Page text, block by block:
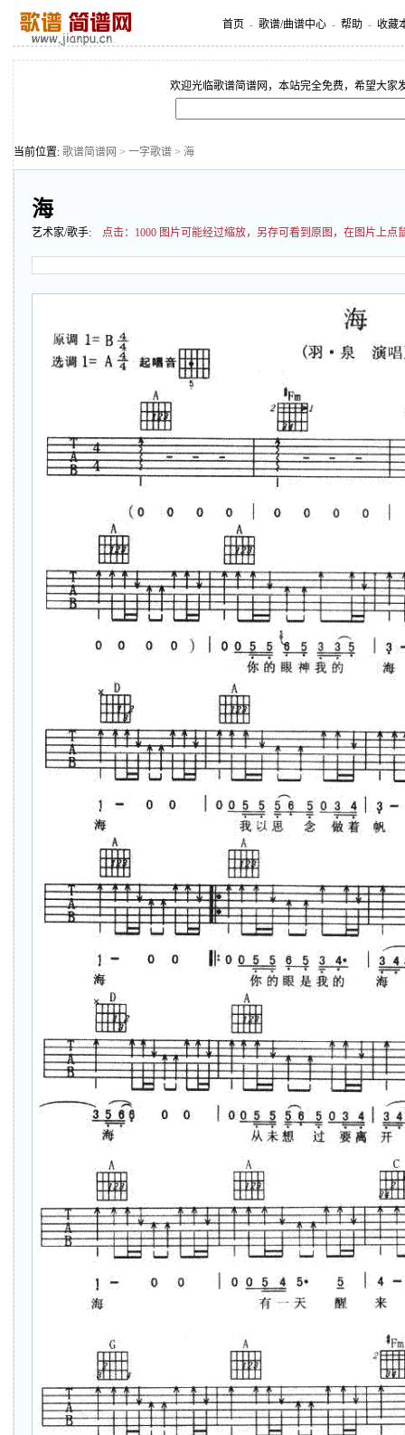
首页 - 歌谱/曲谱中心 - 帮助 - 收藏
欢迎光临歌谱简谱网，本站完全免费，希望大家
当前位置: 歌谱简谱网 > 一字歌谱 > 海
海
艺术家/歌手: 点击： 1000 图片可能经过缩放，另存可看到原图，在图片上